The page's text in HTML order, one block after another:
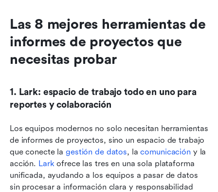
Las 8 mejores herramientas de
informes de proyectos que
necesitas probar
1. Lark: espacio de trabajo todo en uno para
reportes y colaboración
Los equipos modernos no solo necesitan herramientas
de informes de proyectos, sino un espacio de trabajo
que conecte la gestión de datos, la comunicación y la
acción. Lark ofrece las tres en una sola plataforma
unificada, ayudando a los equipos a pasar de datos
sin procesar a información clara y responsabilidad